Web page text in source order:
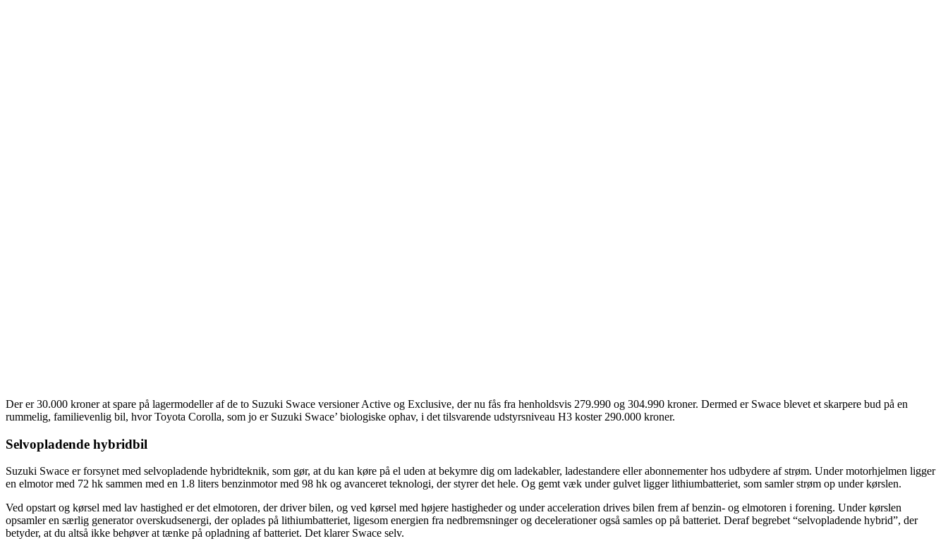
Der er 30.000 kroner at spare på lagermodeller af de to Suzuki Swace versioner Active og Exclusive, der nu fås fra henholdsvis 279.990 og 304.990 kroner. Dermed er Swace blevet et skarpere bud på en
rummelig, familievenlig bil, hvor Toyota Corolla, som jo er Suzuki Swace’ biologiske ophav, i det tilsvarende udstyrsniveau H3 koster 290.000 kroner.
Selvopladende hybridbil
Suzuki Swace er forsynet med selvopladende hybridteknik, som gør, at du kan køre på el uden at bekymre dig om ladekabler, ladestandere eller abonnementer hos udbydere af strøm. Under motorhjelmen ligger
en elmotor med 72 hk sammen med en 1.8 liters benzinmotor med 98 hk og avanceret teknologi, der styrer det hele. Og gemt væk under gulvet ligger lithiumbatteriet, som samler strøm op under kørslen.
Ved opstart og kørsel med lav hastighed er det elmotoren, der driver bilen, og ved kørsel med højere hastigheder og under acceleration drives bilen frem af benzin- og elmotoren i forening. Under kørslen
opsamler en særlig generator overskudsenergi, der oplades på lithiumbatteriet, ligesom energien fra nedbremsninger og decelerationer også samles op på batteriet. Deraf begrebet “selvopladende hybrid”, der
betyder, at du altså ikke behøver at tænke på opladning af batteriet. Det klarer Swace selv.